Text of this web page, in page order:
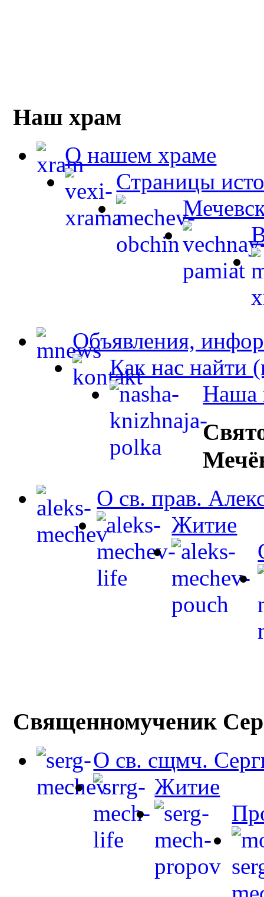
Наш храм
О нашем храме
Страницы
Объявления,
Как нас найти
Наша
О св. прав.
Житие
Священномученик
О св. сщмч.
Житие